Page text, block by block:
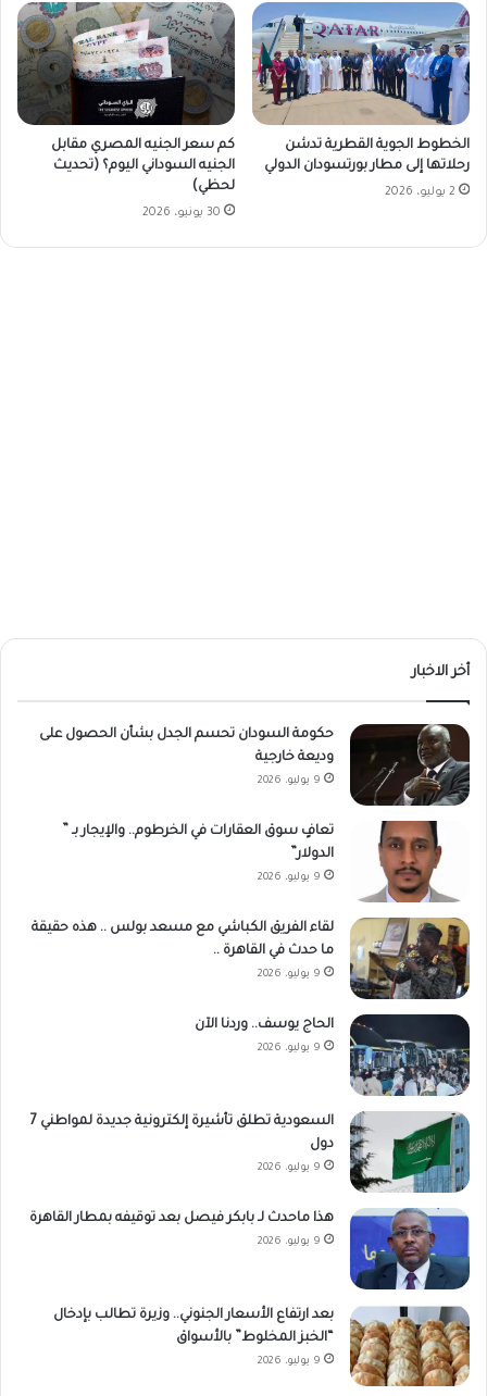
الخطوط الجوية القطرية تدشن
رحلاتها إلى مطار بورتسودان الدولي
2 يوليو، 2026
كم سعر الجنيه المصري مقابل
الجنيه السوداني اليوم؟ (تحديث
لحظي)
30 يونيو، 2026
أخر الاخبار
حكومة السودان تحسم الجدل بشأن الحصول على
وديعة خارجية
9 يوليو، 2026
تعافٍ سوق العقارات في الخرطوم.. والإيجار بـ ”
الدولار”
9 يوليو، 2026
لقاء الفريق الكباشي مع مسعد بولس .. هذه حقيقة
ما حدث في القاهرة ..
9 يوليو، 2026
الحاج يوسف.. وردنا الآن
9 يوليو، 2026
السعودية تطلق تأشيرة إلكترونية جديدة لمواطني 7
دول
9 يوليو، 2026
هذا ماحدث لـ بابكر فيصل بعد توقيفه بمطار القاهرة
9 يوليو، 2026
بعد ارتفاع الأسعار الجنوني.. وزيرة تطالب بإدخال
“الخبز المخلوط” بالأسواق
9 يوليو، 2026